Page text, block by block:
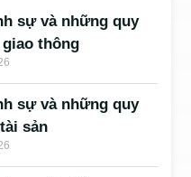
sự và những quy
thông
sự và những quy
sản